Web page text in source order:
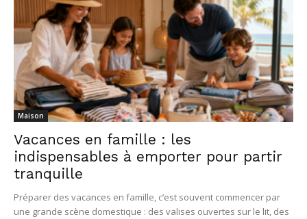
Maison
Vacances en famille : les
indispensables à emporter pour partir
tranquille
Préparer des vacances en famille, c’est souvent commencer par
une grande scène domestique : des valises ouvertes sur le lit, des